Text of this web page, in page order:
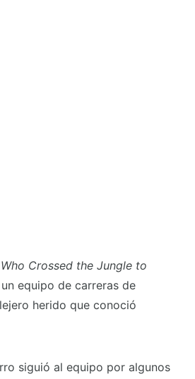
Crossed the Jungle to
equipo de carreras de
herido que conoció
siguió al equipo por algunos